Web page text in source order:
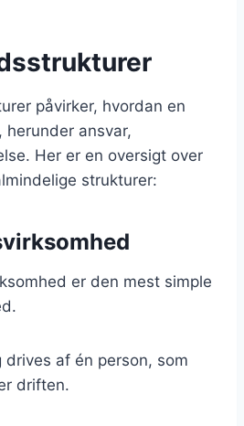
påvirker, hvordan en
herunder ansvar,
Her er en oversigt over
strukturer:
er den mest simple
drives af én person, som
driften.